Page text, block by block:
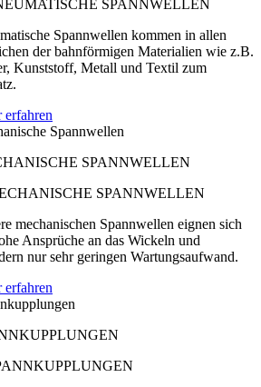
Spannwellen kommen in allen
der bahnförmigen Materialien wie z.B.
Kunststoff, Metall und Textil zum
erfahren
Spannwellen
SPANNWELLEN
mechanischen Spannwellen eignen sich
Ansprüche an das Wickeln und
nur sehr geringen Wartungsaufwand.
erfahren